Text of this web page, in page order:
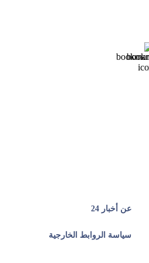
عن أخبار 24
سياسة الروابط الخارجية